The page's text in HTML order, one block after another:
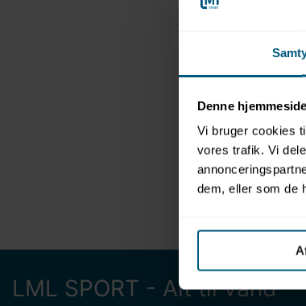
Denne
Vi bruger cookies
vores trafik. Vi
dem, eller som de
LML SPORT - Alt til vand